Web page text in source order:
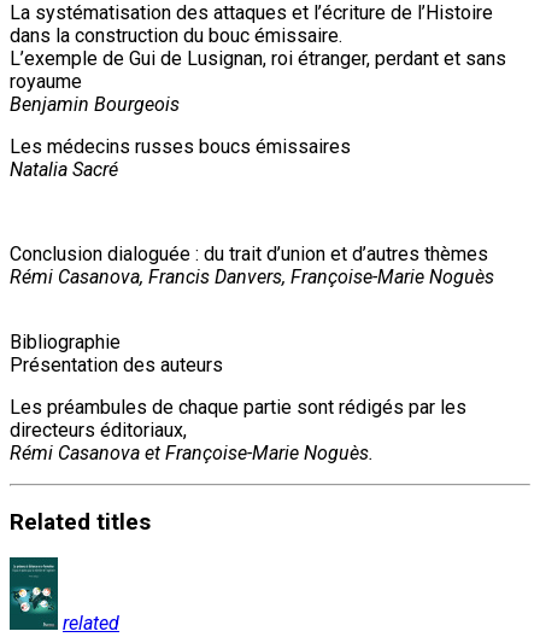
La systématisation des attaques et l’écriture de l’Histoire
dans la construction du bouc émissaire.
L’exemple de Gui de Lusignan, roi étranger, perdant et sans
royaume
Benjamin Bourgeois
Les médecins russes boucs émissaires
Natalia Sacré
Conclusion dialoguée : du trait d’union et d’autres thèmes
Rémi Casanova, Francis Danvers, Françoise-Marie Noguès
Bibliographie
Présentation des auteurs
Les préambules de chaque partie sont rédigés par les
directeurs éditoriaux,
Rémi Casanova et Françoise-Marie Noguès.
Related titles
related